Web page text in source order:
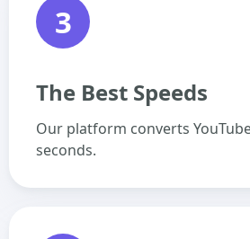
3
The Best Speeds
Our platform converts
seconds.